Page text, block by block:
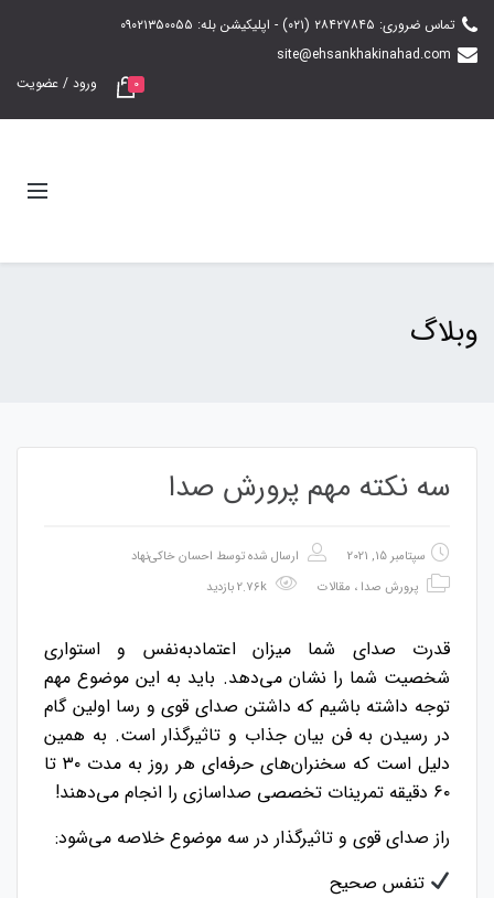
تماس‌ ضروری: ۲۸۴۲۷۸۴۵ (۰۲۱) - اپلیکیشن بله: ۰۹۰۲۱۳۵۰۰۵۵
site@ehsankhakinahad.com
ورود / عضویت
0
وبلاگ
سه نکته مهم پرورش صدا
سپتامبر 15, 2021 ارسال شده توسط احسان خاکی‌نهاد
پرورش صدا ، مقالات
قدرت صدای شما میزان اعتمادبه‌نفس و استواری
شخصیت شما را نشان می‌دهد. باید به این موضوع مهم
توجه داشته باشیم که داشتن صدای قوی و رسا اولین گام
در رسیدن به فن بیان جذاب و تاثیرگذار است. به همین
دلیل است که سخنران‌های حرفه‌ای هر روز به مدت ۳۰ تا
۶۰ دقیقه تمرینات تخصصی صداسازی را انجام می‌دهند!
راز صدای قوی و تاثیرگذار در سه موضوع خلاصه می‌شود:
تنفس صحیح